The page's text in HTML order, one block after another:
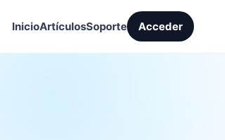
InicioArtículosSoporte Acceder